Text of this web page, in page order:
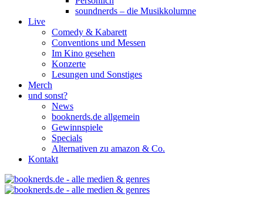
soundnerds – die Musikkolumne
Live
Comedy & Kabarett
Conventions und Messen
Im Kino gesehen
Konzerte
Lesungen und Sonstiges
Merch
und sonst?
News
booknerds.de allgemein
Gewinnspiele
Specials
Alternativen zu amazon & Co.
Kontakt